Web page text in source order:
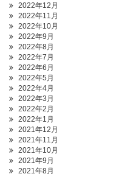
2022年12月
2022年11月
2022年10月
2022年9月
2022年8月
2022年7月
2022年6月
2022年5月
2022年4月
2022年3月
2022年2月
2022年1月
2021年12月
2021年11月
2021年10月
2021年9月
2021年8月